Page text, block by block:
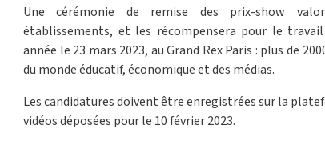
Une cérémonie de remise des prix-show
établissements, et les récompensera pour le
année le 23 mars 2023, au Grand Rex Paris : plus de
du monde éducatif, économique et des médias.
Les candidatures doivent être enregistrées sur la
vidéos déposées pour le 10 février 2023.